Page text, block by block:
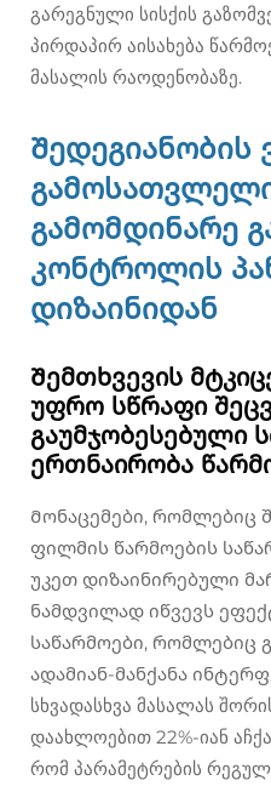
გარეგნული სისქის
პირდაპირ აისახება
მასალის რაოდენობაზე.
Შედეგიანობის
გამომდინარე
კონტროლის
დიზაინიდან
Შემთხვევის
უფრო სწრაფი
გაუმჯობესებული
ერთნაირობა
Მონაცემები, რომლებიც
ფილმის წარმოების
უკეთ დიზაინირებული
ნამდვილად იწვევს
საწარმოები, რომლებიც
ადამიან-მანქანა
სხვადასხვა მასალას
დაახლოებით 22%-იან
რომ პარამეტრების